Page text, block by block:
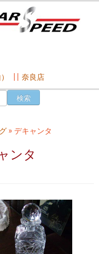
奈良店
» デキャンタ
ンタ